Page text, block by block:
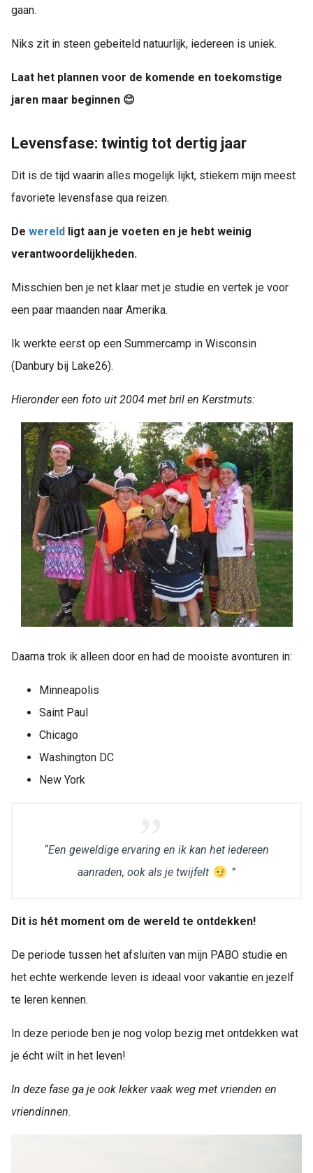
gaan.
Niks zit in steen gebeiteld natuurlijk, iedereen is uniek.
Laat het plannen voor de komende en toekomstige
jaren maar beginnen 😊
Levensfase: twintig tot dertig jaar
Dit is de tijd waarin alles mogelijk lijkt, stiekem mijn meest
favoriete levensfase qua reizen.
De wereld ligt aan je voeten en je hebt weinig
verantwoordelijkheden.
Misschien ben je net klaar met je studie en vertek je voor
een paar maanden naar Amerika.
Ik werkte eerst op een Summercamp in Wisconsin
(Danbury bij Lake26).
Hieronder een foto uit 2004 met bril en Kerstmuts:
Daarna trok ik alleen door en had de mooiste avonturen in:
Minneapolis
Saint Paul
Chicago
Washington DC
New York
“Een geweldige ervaring en ik kan het iedereen
aanraden, ook als je twijfelt
”
Dit is hét moment om de wereld te ontdekken!
De periode tussen het afsluiten van mijn PABO studie en
het echte werkende leven is ideaal voor vakantie en jezelf
te leren kennen.
In deze periode ben je nog volop bezig met ontdekken wat
je écht wilt in het leven!
In deze fase ga je ook lekker vaak weg met vrienden en
vriendinnen.